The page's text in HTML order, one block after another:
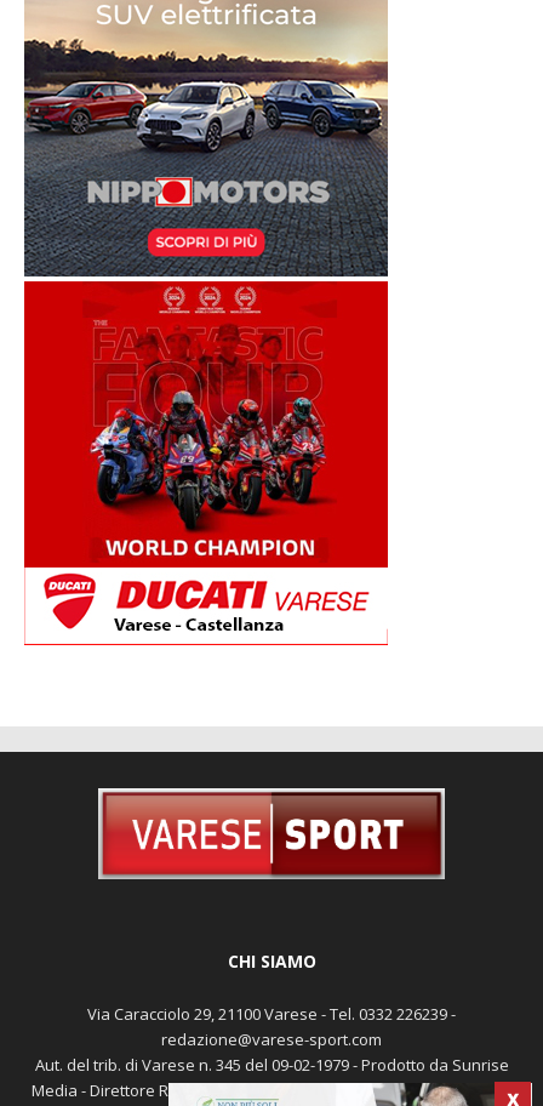
X
CHI SIAMO
Via Caracciolo 29, 21100 Varese - Tel. 0332 226239 -
redazione@varese-sport.com
Aut. del trib. di Varese n. 345 del 09-02-1979 - Prodotto da Sunrise
Media - Direttore Responsabile: Michele Marocco -Cookie policy